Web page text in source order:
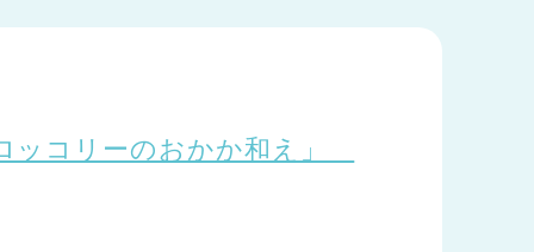
ッコリーのおかか和え」